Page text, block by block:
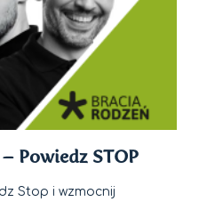
Powiedz STOP
Stop i wzmocnij